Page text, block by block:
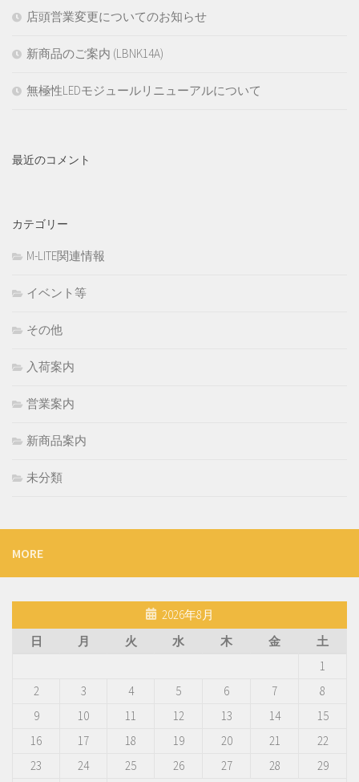
店頭営業変更についてのお知らせ
新商品のご案内 (LBNK14A)
無極性LEDモジュールリニューアルについて
最近のコメント
カテゴリー
M-LITE関連情報
イベント等
その他
入荷案内
営業案内
新商品案内
未分類
MORE
2026年8月
日
月 火 水 木 金
土
1
2
3 4 5 6 7
8
9
10 11 12 13 14
15
16
17 18 19 20 21
22
23
24 25 26 27 28
29